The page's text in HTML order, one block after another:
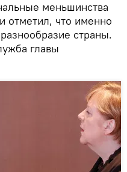
меньшинства
отметил, что именно
страны.
главы